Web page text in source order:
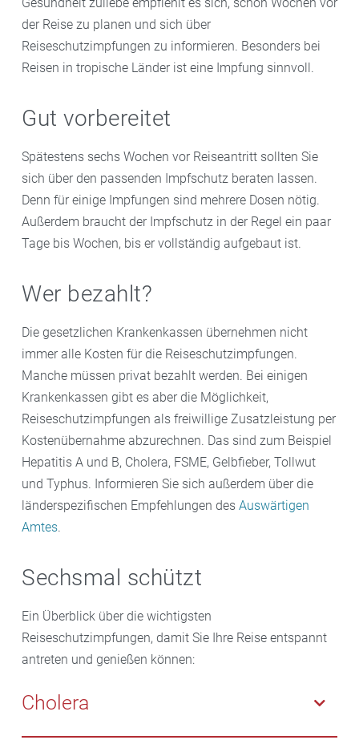
der Reise zu planen und sich über
Reiseschutzimpfungen zu informieren. Besonders bei
Reisen in tropische Länder ist eine Impfung sinnvoll.
Gut vorbereitet
Spätestens sechs Wochen vor Reiseantritt sollten Sie
sich über den passenden Impfschutz beraten lassen.
Denn für einige Impfungen sind mehrere Dosen nötig.
Außerdem braucht der Impfschutz in der Regel ein paar
Tage bis Wochen, bis er vollständig aufgebaut ist.
Wer bezahlt?
Die gesetzlichen Krankenkassen übernehmen nicht
immer alle Kosten für die Reiseschutzimpfungen.
Manche müssen privat bezahlt werden. Bei einigen
Krankenkassen gibt es aber die Möglichkeit,
Reiseschutzimpfungen als freiwillige Zusatzleistung per
Kostenübernahme abzurechnen. Das sind zum Beispiel
Hepatitis A und B, Cholera, FSME, Gelbfieber, Tollwut
und Typhus. Informieren Sie sich außerdem über die
länderspezifischen Empfehlungen des Auswärtigen
Amtes.
Sechsmal schützt
Ein Überblick über die wichtigsten
Reiseschutzimpfungen, damit Sie Ihre Reise entspannt
antreten und genießen können:
Cholera